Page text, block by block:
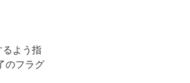
よう指
のフラグ